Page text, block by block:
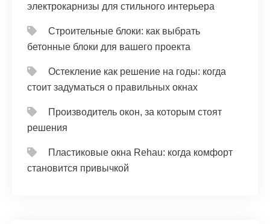
электрокарнизы для стильного интерьера
Строительные блоки: как выбрать
бетонные блоки для вашего проекта
Остекление как решение на годы: когда
стоит задуматься о правильных окнах
Производитель окон, за которым стоят
решения
Пластиковые окна Rehau: когда комфорт
становится привычкой